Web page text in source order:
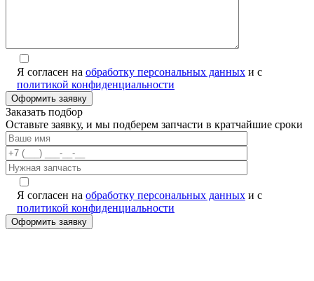
Я согласен на обработку персональных данных и с
политикой конфиденциальности
Заказать подбор
Оставьте заявку, и мы подберем запчасти в кратчайшие сроки
Я согласен на обработку персональных данных и с
политикой конфиденциальности